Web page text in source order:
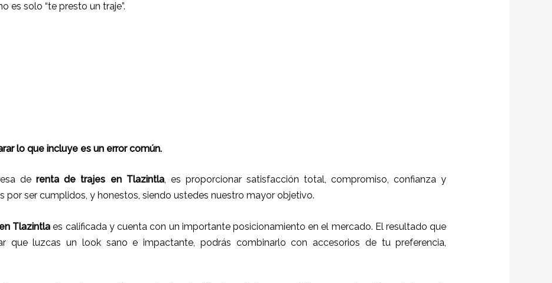
es solo “te presto un traje”.
lo que incluye es un error común.
derenta de trajes en Tlazintla, es proporcionar satisfacción total, compromiso, confianza y
por ser cumplidos, y honestos, siendo ustedes nuestro mayor objetivo.
en Tlazintla es calificada y cuenta con un importante posicionamiento en el mercado. El resultado que
que luzcas un look sano e impactante, podrás combinarlo con accesorios de tu preferencia,